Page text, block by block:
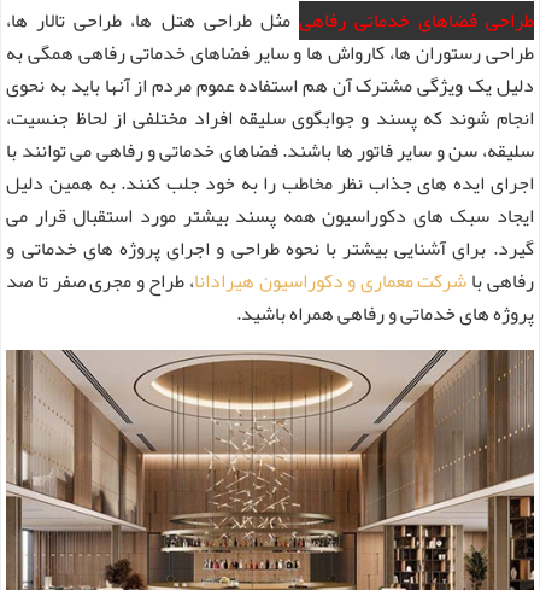
طراحی فضاهای خدماتی رفاهی مثل طراحی هتل ها، طراحی تالار ها،
طراحی رستوران ها، کارواش ها و سایر فضاهای خدماتی رفاهی همگی به
دلیل یک ویژگی مشترک آن هم استفاده عموم مردم از آنها باید به نحوی
انجام شوند که پسند و جوابگوی سلیقه افراد مختلفی از لحاظ جنسیت،
سلیقه، سن و سایر فاتور ها باشند. فضاهای خدماتی و رفاهی می توانند با
اجرای ایده های جذاب نظر مخاطب را به خود جلب کنند. به همین دلیل
ایجاد سبک های دکوراسیون همه پسند بیشتر مورد استقبال قرار می
گیرد. برای آشنایی بیشتر با نحوه طراحی و اجرای پروژه های خدماتی و
رفاهی باشرکت معماری و دکوراسیون هیرادانا، طراح و مجری صفر تا صد
پروژه های خدماتی و رفاهی همراه باشید.